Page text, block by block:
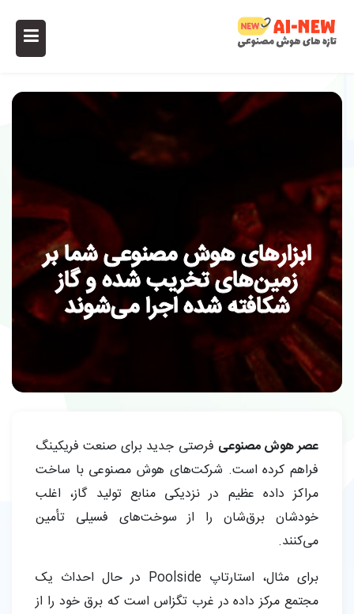
ابزارهای هوش مصنوعی شما بر
زمین‌های تخریب شده و گاز
شکافته شده اجرا می‌شوند
عصر هوش مصنوعی فرصتی جدید برای صنعت فریکینگ
فراهم کرده است. شرکت‌های هوش مصنوعی با ساخت
مراکز داده عظیم در نزدیکی منابع تولید گاز، اغلب
خودشان برق‌شان را از سوخت‌های فسیلی تأمین
می‌کنند.
برای مثال، استارتاپ Poolside در حال احداث یک
مجتمع مرکز داده در غرب تگزاس است که برق خود را از